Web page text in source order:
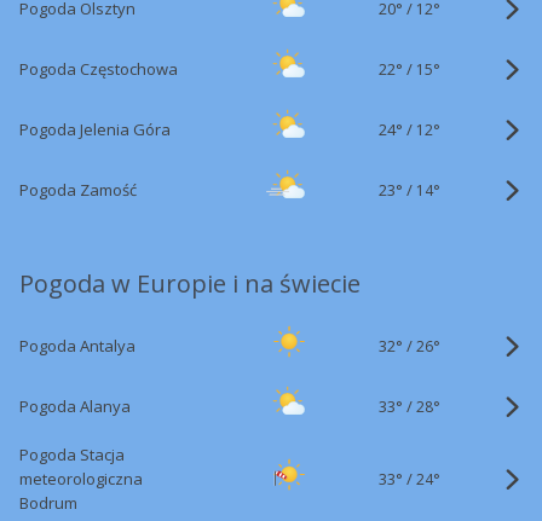
Pogoda Olsztyn 20° / 12°
Pogoda Częstochowa 22° / 15°
Pogoda Jelenia Góra 24° / 12°
Pogoda Zamość 23° / 14°
Pogoda w Europie i na świecie
Pogoda Antalya 32° /26°
Pogoda Alanya 33° /28°
Pogoda Stacja
meteorologiczna
Bodrum
33° /24°